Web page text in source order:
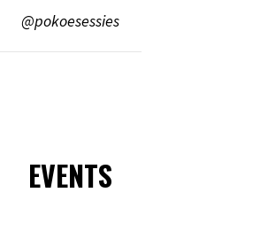
@pokoesessies
EVENTS